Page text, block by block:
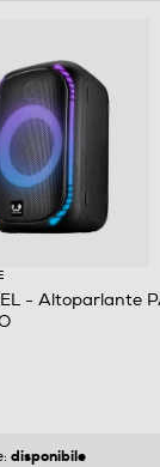
- Altoparlante
disponibile